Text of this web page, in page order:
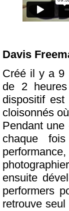
Davis
Créé il y a
de 2
dispositif est
cloisonnés
Pendant
chaque
ensuite
performers
retrouve